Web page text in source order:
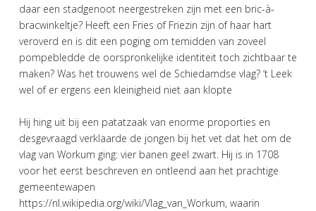
daar een stadgenoot neergestreken zijn met een bric-à-
bracwinkeltje? Heeft een Fries of Friezin zijn of haar hart
veroverd en is dit een poging om temidden van zoveel
pompebledde de oorspronkelijke identiteit toch zichtbaar te
maken? Was het trouwens wel de Schiedamdse vlag? ‘t Leek
wel of er ergens een kleinigheid niet aan klopte
Hij hing uit bij een patatzaak van enorme proporties en
desgevraagd verklaarde de jongen bij het vet dat het om de
vlag van Workum ging: vier banen geel zwart. Hij is in 1708
voor het eerst beschreven en ontleend aan het prachtige
gemeentewapen
https://nl.wikipedia.org/wiki/Vlag_van_Workum, waarin